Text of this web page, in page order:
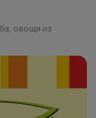
овощи из